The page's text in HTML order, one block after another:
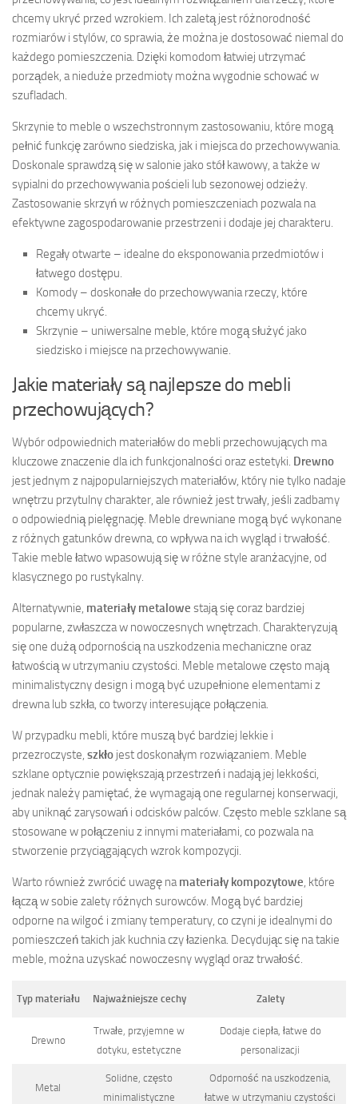
chcemy ukryć przed wzrokiem. Ich zaletą jest różnorodność
rozmiarów i stylów, co sprawia, że można je dostosować niemal do
każdego pomieszczenia. Dzięki komodom łatwiej utrzymać
porządek, a nieduże przedmioty można wygodnie schować w
szufladach.
Skrzynie to meble o wszechstronnym zastosowaniu, które mogą
pełnić funkcję zarówno siedziska, jak i miejsca do przechowywania.
Doskonale sprawdzą się w salonie jako stół kawowy, a także w
sypialni do przechowywania pościeli lub sezonowej odzieży.
Zastosowanie skrzyń w różnych pomieszczeniach pozwala na
efektywne zagospodarowanie przestrzeni i dodaje jej charakteru.
Regały otwarte – idealne do eksponowania przedmiotów i
łatwego dostępu.
Komody – doskonałe do przechowywania rzeczy, które
chcemy ukryć.
Skrzynie – uniwersalne meble, które mogą służyć jako
siedzisko i miejsce na przechowywanie.
Jakie materiały są najlepsze do mebli
przechowujących?
Wybór odpowiednich materiałów do mebli przechowujących ma
kluczowe znaczenie dla ich funkcjonalności oraz estetyki. Drewno
jest jednym z najpopularniejszych materiałów, który nie tylko nadaje
wnętrzu przytulny charakter, ale również jest trwały, jeśli zadbamy
o odpowiednią pielęgnację. Meble drewniane mogą być wykonane
z różnych gatunków drewna, co wpływa na ich wygląd i trwałość.
Takie meble łatwo wpasowują się w różne style aranżacyjne, od
klasycznego po rustykalny.
Alternatywnie, materiały metalowe stają się coraz bardziej
popularne, zwłaszcza w nowoczesnych wnętrzach. Charakteryzują
się one dużą odpornością na uszkodzenia mechaniczne oraz
łatwością w utrzymaniu czystości. Meble metalowe często mają
minimalistyczny design i mogą być uzupełnione elementami z
drewna lub szkła, co tworzy interesujące połączenia.
W przypadku mebli, które muszą być bardziej lekkie i
przezroczyste, szkło jest doskonałym rozwiązaniem. Meble
szklane optycznie powiększają przestrzeń i nadają jej lekkości,
jednak należy pamiętać, że wymagają one regularnej konserwacji,
aby uniknąć zarysowań i odcisków palców. Często meble szklane są
stosowane w połączeniu z innymi materiałami, co pozwala na
stworzenie przyciągających wzrok kompozycji.
Warto również zwrócić uwagę namateriały kompozytowe, które
łączą w sobie zalety różnych surowców. Mogą być bardziej
odporne na wilgoć i zmiany temperatury, co czyni je idealnymi do
pomieszczeń takich jak kuchnia czy łazienka. Decydując się na takie
meble, można uzyskać nowoczesny wygląd oraz trwałość.
Typ materiału Najważniejsze cechy Zalety
Drewno
Trwałe, przyjemne w
dotyku, estetyczne
Dodaje ciepła, łatwe do
personalizacji
Metal
Solidne, często
minimalistyczne
Odporność na uszkodzenia,
łatwe w utrzymaniu czystości